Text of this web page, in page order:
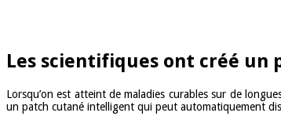
Les scientifiques ont créé
Lorsqu’on est atteint de maladies curables sur de
un patch cutané intelligent qui peut automatiquement